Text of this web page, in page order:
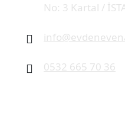
No: 3 Kartal /
0532 665 70 36